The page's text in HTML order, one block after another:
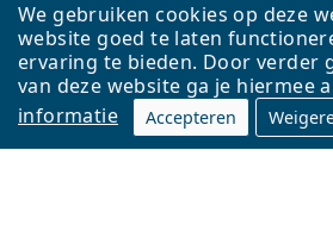
We gebruiken cookies op deze
website goed te laten
ervaring te bieden. Door verder
van deze website ga je hiermee
informatie
Accepteren
Terug naar de homepagina
Lentiamo.nl is eigendom van en wordt
Tsjechië
Hier al 18 jaar